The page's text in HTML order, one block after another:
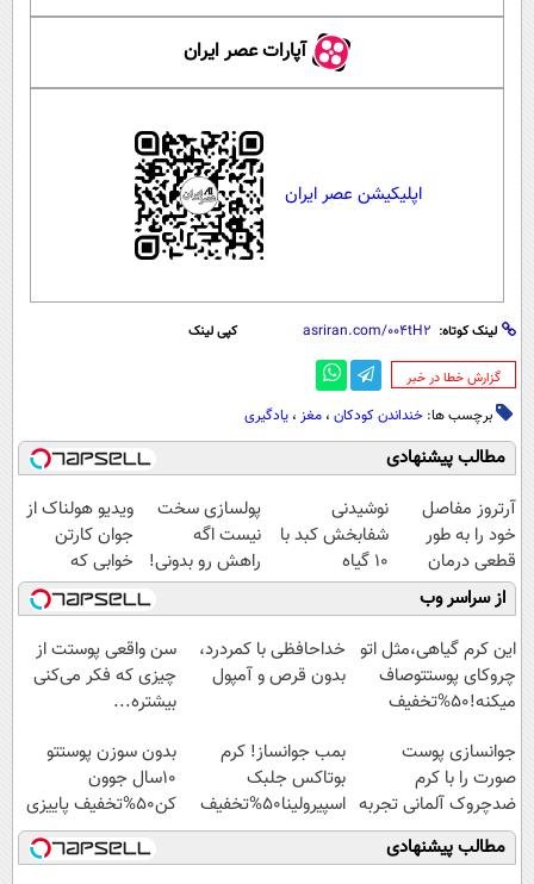
آپارات عصر ایران
اپلیکیشن عصر ایران
لینک کوتاه: کپی لینک
‌گزارش خطا در خبر
برچسب ها: خنداندن کودکان ، مغز ، یادگیری
مطالب پیشنهادی
آرتروز مفاصل
خود را به طور
قطعی درمان
کنید!
◗پرسش‌نامه◖
نوشیدنی
شفابخش کبد با
10 گیاه
موثر(تخفیف تا
امشب)
پولسازی سخت
نیست اگه
راهش رو بدونی!
" دوره رایگان "
ویدیو هولناک از
جوان کارتن
خوابی که
میلیاردر شد.
آموزش رایگان
از سراسر وب
این کرم گیاهی،مثل اتو
چروکای پوستتوصاف
میکنه!50%تخفیف
خداحافظی با کمردرد،
بدون قرص و آمپول
سن واقعی پوستت از
چیزی که فکر می‌کنی
بیشتره...
جوانسازی پوست
صورت را با کرم
ضدچروک آلمانی تجربه
کنید!
بمب جوانساز! کرم
بوتاکس جلبک
اسپیرولینا50%تخفیف
بدون سوزن پوستتو
10سال جوون
کن50%تخفیف پاییزی
مطالب پیشنهادی